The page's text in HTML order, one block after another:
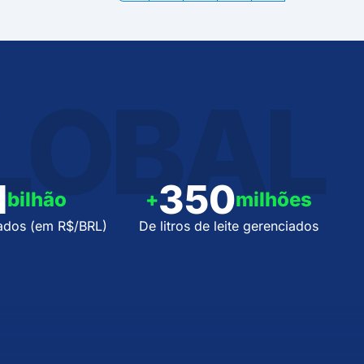
bilhão
(em R$/BRL)
+350milhões
De litros de leite gerenciados